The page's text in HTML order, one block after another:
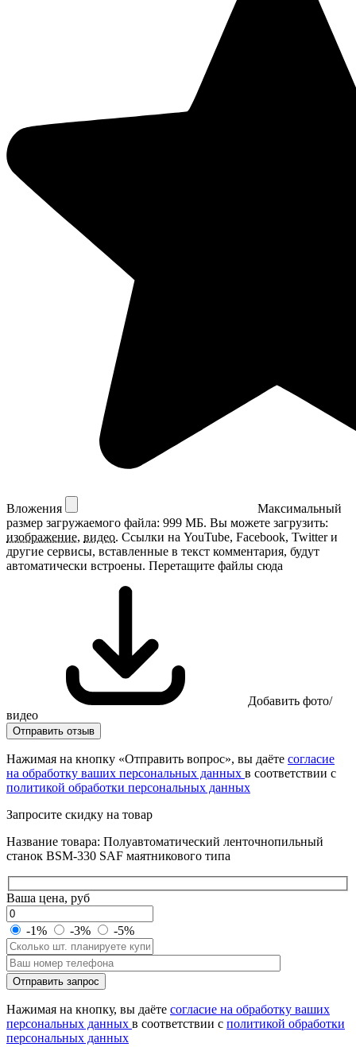
Вложения
Максимальный
размер загружаемого файла: 999 МБ. Вы можете загрузить:
изображение, видео. Ссылки на YouTube, Facebook, Twitter и
другие сервисы, вставленные в текст комментария, будут
автоматически встроены. Перетащите файлы сюда
Добавить фото/
видео
Отправить отзыв
Нажимая на кнопку «Отправить вопрос», вы даёте согласие
на обработку ваших персональных данных в соответствии с
политикой обработки персональных данных
Запросите скидку на товар
Название товара: Полуавтоматический ленточнопильный
станок BSM-330 SAF маятникового типа
Ваша цена, руб
-1% -3% -5%
Оставьте
это
поле
пустым.
Отправить запрос
Нажимая на кнопку, вы даёте согласие на обработку ваших
персональных данных в соответствии с политикой обработки
персональных данных